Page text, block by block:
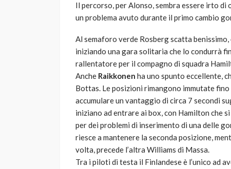
Il percorso, per Alonso, sembra essere irto di
un problema avuto durante il primo cambio
Al semaforo verde Rosberg scatta
iniziando una gara solitaria che lo condurrà
rallentatore per il compagno di squadra
Anche Raikkonen ha uno spunto eccellente,
Bottas. Le posizioni rimangono immutate
accumulare un vantaggio di circa 7 secondi
iniziano ad entrare ai box, con Hamilton che
per dei problemi di inserimento di una delle
riesce a mantenere la seconda posizione,
volta, precede l’altra Williams di Massa.
Tra i piloti di testa il Finlandese è l’unico ad